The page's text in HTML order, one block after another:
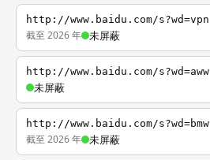
http://www.baidu.com/s?wd=vpn
截至 2026 年 未屏蔽
http://www.baidu.com/s?wd=aww
未屏蔽
http://www.baidu.com/s?wd=bmw
截至 2026 年 未屏蔽